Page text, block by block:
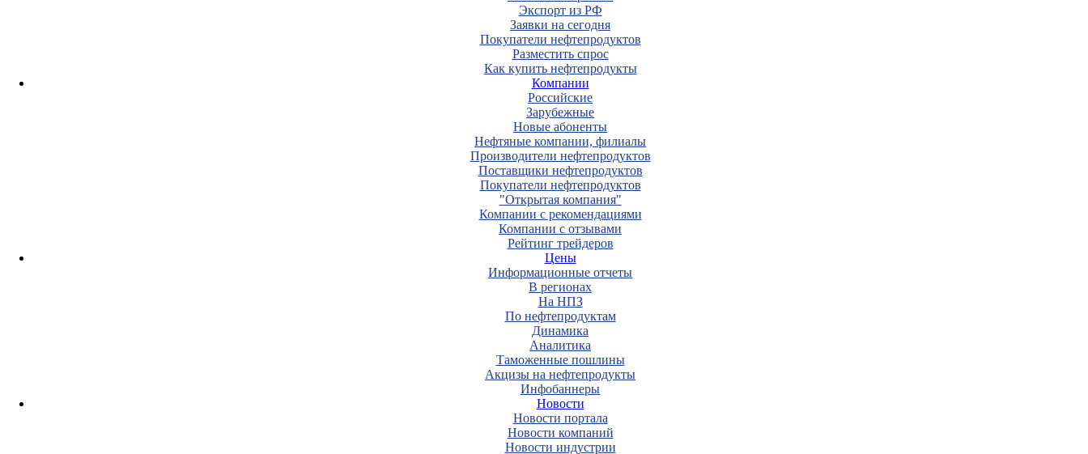
Экспорт из РФ
Заявки на сегодня
Покупатели нефтепродуктов
Разместить спрос
Как купить нефтепродукты
Компании
Российские
Зарубежные
Новые абоненты
Нефтяные компании, филиалы
Производители нефтепродуктов
Поставщики нефтепродуктов
Покупатели нефтепродуктов
"Открытая компания"
Компании с рекомендациями
Компании с отзывами
Рейтинг трейдеров
Цены
Информационные отчеты
В регионах
На НПЗ
По нефтепродуктам
Динамика
Аналитика
Таможенные пошлины
Акцизы на нефтепродукты
Инфобаннеры
Новости
Новости портала
Новости компаний
Новости индустрии